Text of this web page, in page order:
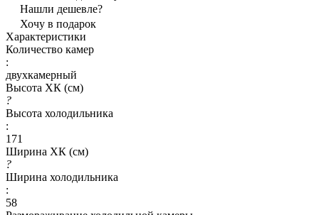
Нашли дешевле?
Хочу в подарок
Характеристики
Количество камер
:
двухкамерный
Высота ХК (см)
?
Высота холодильника
:
171
Ширина ХК (см)
?
Ширина холодильника
:
58